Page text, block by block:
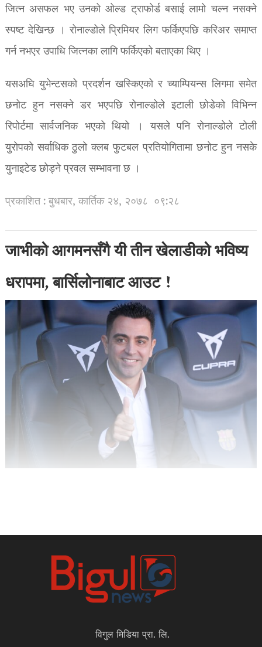
जित्न असफल भए उनको ओल्ड ट्राफोर्ड बसाई लामो चल्न नसक्ने
स्पष्ट देखिन्छ । रोनाल्डोले प्रिमियर लिग फर्किएपछि करिअर समाप्त
गर्न नभएर उपाधि जित्नका लागि फर्किएको बताएका थिए ।
यसअघि युभेन्टसको प्रदर्शन खस्किएको र च्याम्पियन्स लिगमा समेत
छनोट हुन नसक्ने डर भएपछि रोनाल्डोले इटाली छोडेको विभिन्न
रिपोर्टमा सार्वजनिक भएको थियो । यसले पनि रोनाल्डोले टोली
युरोपको सर्वाधिक ठुलो क्लब फुटबल प्रतियोगितामा छनोट हुन नसके
युनाइटेड छोड्ने प्रवल सम्भावना छ ।
प्रकाशित : बुधबार, कार्तिक २४, २०७८ ०९:२८
जाभीको आगमनसँगै यी तीन खेलाडीको भविष्य
धरापमा, बार्सिलोनाबाट आउट !
विगुल मिडिया प्रा. लि.